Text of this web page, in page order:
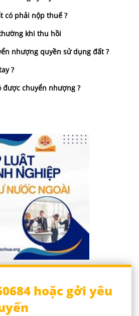
có phải nộp thuế ?
khi thu hồi
nhượng quyền sử dụng đất ?
?
chuyển nhượng ?
hoặc gởi yêu